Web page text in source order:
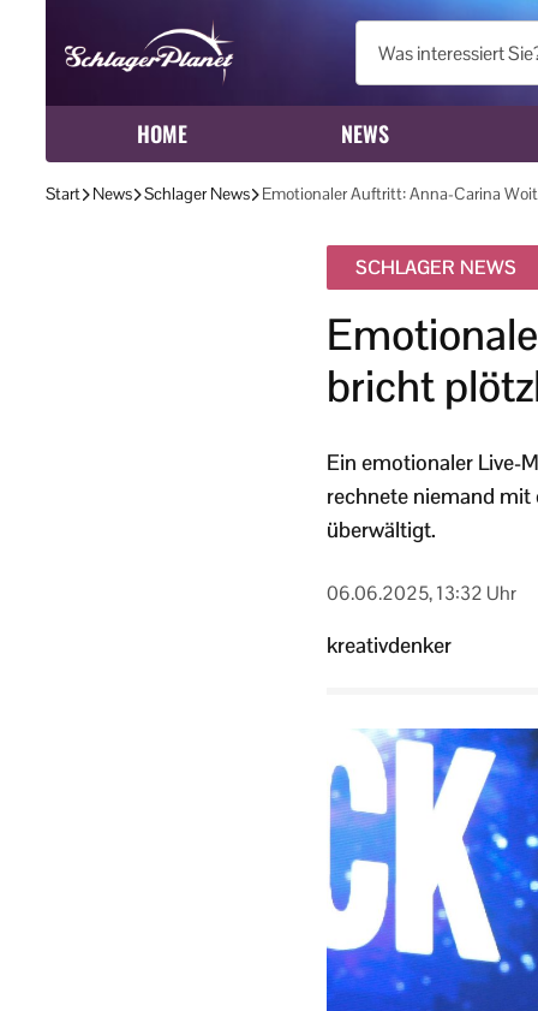
HOME NEWS
Start News Schlager News Emotionaler Auftritt: Anna-Carina
SCHLAGER NEWS
bricht
Ein emotionaler Live-
rechnete niemand mit
überwältigt.
06.06.2025, 13:32 Uhr
kreativdenker